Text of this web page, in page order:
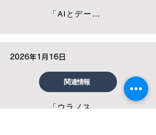
「AIとデータの連携によ
2026年1月16日
関連情報
「ウラノス・エコシステム